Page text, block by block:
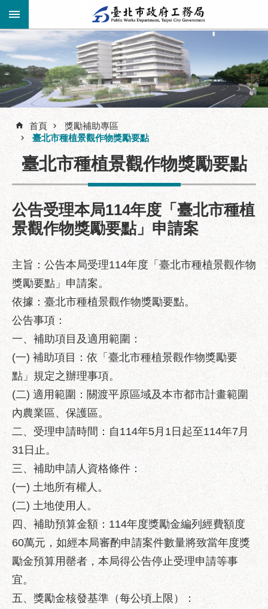
跳到主要內容區塊
進
階
搜
公
告
資
訊
務
機
關
介
業
務
資
訊
政
府
資
訊
公
開
優
良
事
蹟
影
音
專
區
性
別
主
流
首頁
獎勵補助專區
臺北市種植景觀作物獎勵要點
臺北市種植景觀作物獎勵要點
公告受理本局114年度「臺北市種植
景觀作物獎勵要點」申請案
主旨：公告本局受理114年度「臺北市種植景觀作物
獎勵要點」申請案。
依據：臺北市種植景觀作物獎勵要點。
公告事項：
一、補助項目及適用範圍：
(一) 補助項目：依「臺北市種植景觀作物獎勵要
點」規定之辦理事項。
(二) 適用範圍：關渡平原區域及本市都市計畫範圍
內農業區、保護區。
二、受理申請時間：自114年5月1日起至114年7月
31日止。
三、補助申請人資格條件：
(一) 土地所有權人。
(二) 土地使用人。
四、補助預算金額：114年度獎勵金編列經費額度
60萬元，如經本局審酌申請案件數量將致當年度獎
勵金預算用罄者，本局得公告停止受理申請等事
宜。
五、獎勵金核發基準（每公頃上限）：